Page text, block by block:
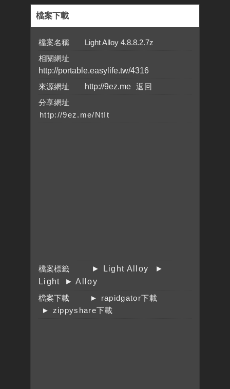
檔案下載
檔案名稱 Light Alloy 4.8.8.2.7z
相關網址
http://portable.easylife.tw/4316
來源網址
http://9ez.me
分享網址
檔案標籤 ► Light Alloy
►
Light
► Alloy
檔案下載